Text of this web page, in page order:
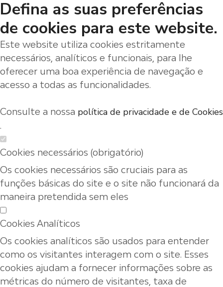
Defina as suas preferências
de cookies para este website.
Este website utiliza cookies estritamente
necessários, analíticos e funcionais, para lhe
oferecer uma boa experiência de navegação e
acesso a todas as funcionalidades.
Consulte a nossa política de privacidade e de Cookies
.
Cookies necessários (obrigatório)
Os cookies necessários são cruciais para as
funções básicas do site e o site não funcionará da
maneira pretendida sem eles
Cookies Analíticos
Os cookies analíticos são usados para entender
como os visitantes interagem com o site. Esses
cookies ajudam a fornecer informações sobre as
métricas do número de visitantes, taxa de